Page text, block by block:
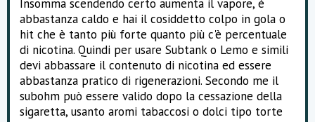
Insomma scendendo certo aumenta il vapore, è
abbastanza caldo e hai il cosiddetto colpo in gola o
hit che è tanto più forte quanto più c'è percentuale
di nicotina. Quindi per usare Subtank o Lemo e simili
devi abbassare il contenuto di nicotina ed essere
abbastanza pratico di rigenerazioni. Secondo me il
subohm può essere valido dopo la cessazione della
sigaretta, usanto aromi tabaccosi o dolci tipo torte